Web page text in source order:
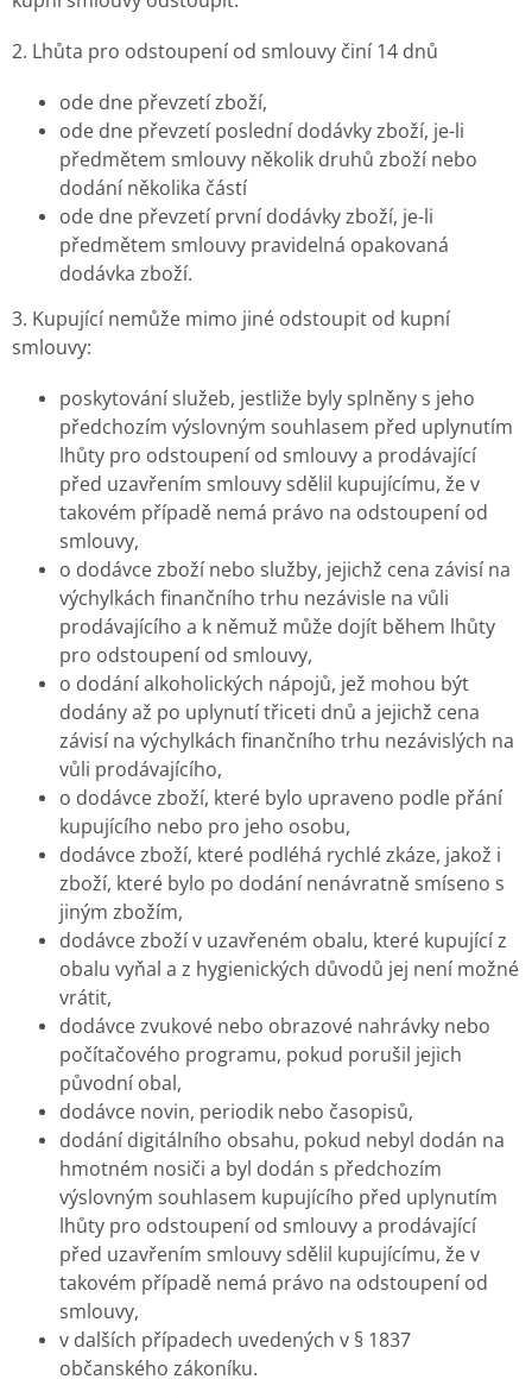
2. Lhůta pro odstoupení od smlouvy činí 14 dnů
ode dne převzetí zboží,
ode dne převzetí poslední dodávky zboží, je-li
předmětem smlouvy několik druhů zboží nebo
dodání několika částí
ode dne převzetí první dodávky zboží, je-li
předmětem smlouvy pravidelná opakovaná
dodávka zboží.
3. Kupující nemůže mimo jiné odstoupit od kupní
smlouvy:
poskytování služeb, jestliže byly splněny s jeho
předchozím výslovným souhlasem před uplynutím
lhůty pro odstoupení od smlouvy a prodávající
před uzavřením smlouvy sdělil kupujícímu, že v
takovém případě nemá právo na odstoupení od
smlouvy,
o dodávce zboží nebo služby, jejichž cena závisí na
výchylkách finančního trhu nezávisle na vůli
prodávajícího a k němuž může dojít během lhůty
pro odstoupení od smlouvy,
o dodání alkoholických nápojů, jež mohou být
dodány až po uplynutí třiceti dnů a jejichž cena
závisí na výchylkách finančního trhu nezávislých na
vůli prodávajícího,
o dodávce zboží, které bylo upraveno podle přání
kupujícího nebo pro jeho osobu,
dodávce zboží, které podléhá rychlé zkáze, jakož i
zboží, které bylo po dodání nenávratně smíseno s
jiným zbožím,
dodávce zboží v uzavřeném obalu, které kupující z
obalu vyňal a z hygienických důvodů jej není možné
vrátit,
dodávce zvukové nebo obrazové nahrávky nebo
počítačového programu, pokud porušil jejich
původní obal,
dodávce novin, periodik nebo časopisů,
dodání digitálního obsahu, pokud nebyl dodán na
hmotném nosiči a byl dodán s předchozím
výslovným souhlasem kupujícího před uplynutím
lhůty pro odstoupení od smlouvy a prodávající
před uzavřením smlouvy sdělil kupujícímu, že v
takovém případě nemá právo na odstoupení od
smlouvy,
v dalších případech uvedených v § 1837
občanského zákoníku.